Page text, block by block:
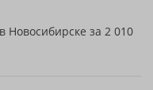
Новосибирске за 2 010